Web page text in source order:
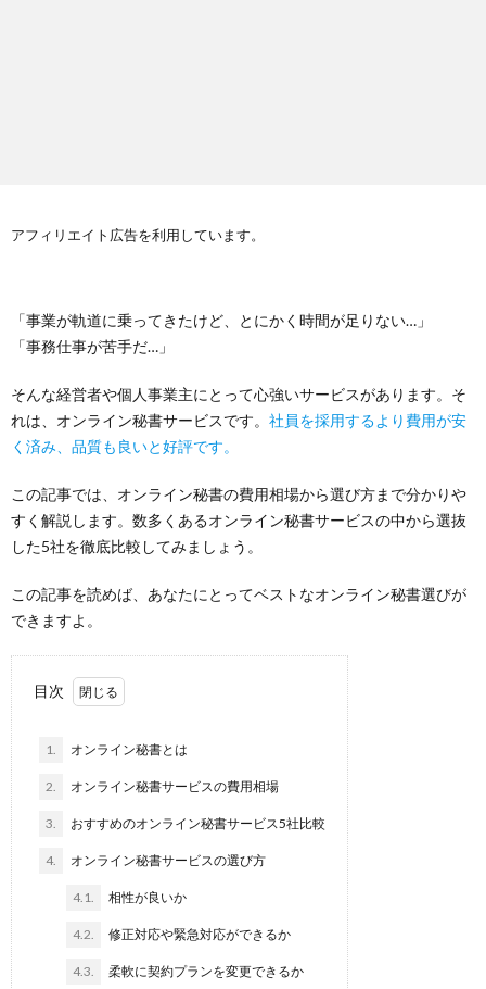
アフィリエイト広告を利用しています。
「事業が軌道に乗ってきたけど、とにかく時間が足りない…」
「事務仕事が苦手だ…」
そんな経営者や個人事業主にとって心強いサービスがあります。そ
れは、オンライン秘書サービスです。 社員を採用するより費用が安
く済み、品質も良いと好評です。
この記事では、オンライン秘書の費用相場から選び方まで分かりや
すく解説します。数多くあるオンライン秘書サービスの中から選抜
した5社を徹底比較してみましょう。
この記事を読めば、あなたにとってベストなオンライン秘書選びが
できますよ。
目次
1. オンライン秘書とは
2. オンライン秘書サービスの費用相場
3. おすすめのオンライン秘書サービス5社比較
4. オンライン秘書サービスの選び方
4.1. 相性が良いか
4.2. 修正対応や緊急対応ができるか
4.3. 柔軟に契約プランを変更できるか